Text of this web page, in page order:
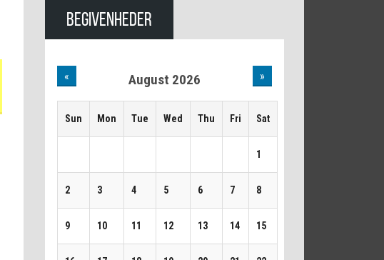
BEGIVENHEDER
« August 2026 »
Sun Mon Tue Wed Thu Fri Sat
1
2 3 4 5 6 7 8
9 10 11 12 13 14 15